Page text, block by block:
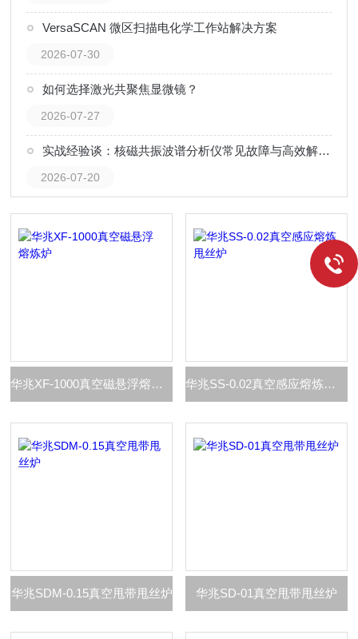
VersaSCAN 微区扫描电化学工作站解决方案
2026-07-30
如何选择激光共聚焦显微镜？
2026-07-27
实战经验谈：核磁共振波谱分析仪常见故障与高效解决技巧
2026-07-20
华兆XF-1000真空磁悬浮熔炼炉 华兆SS-0.02真空感应熔炼甩丝炉
华兆SDM-0.15真空甩带甩丝炉 华兆SD-01真空甩带甩丝炉